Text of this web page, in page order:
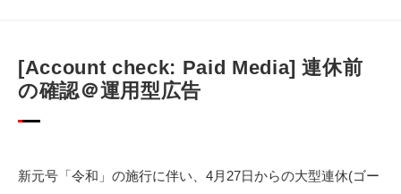
[Account check: Paid Media] 連休前
の確認＠運用型広告
新元号「令和」の施行に伴い、4月27日からの大型連休(ゴー